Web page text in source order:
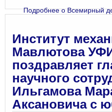
Подробнеео Всемирный
Институт
Мавлютова
поздравляет
научного
Ильгамова
Аксановича с